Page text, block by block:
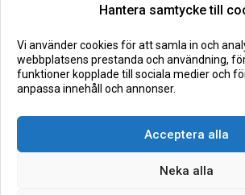
Hantera samtycke till
Vi använder cookies för att samla in och
webbplatsens prestanda och användning,
funktioner kopplade till sociala medier och
anpassa innehåll och annonser.
Acceptera alla
Neka alla
Täby/Stockholm
Hitta hit